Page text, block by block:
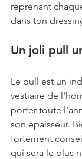
reprenant
dans ton
Un joli pull
Le pull est un
vestiaire de
porter toute
son épaisseur.
fortement
qui sera le plus